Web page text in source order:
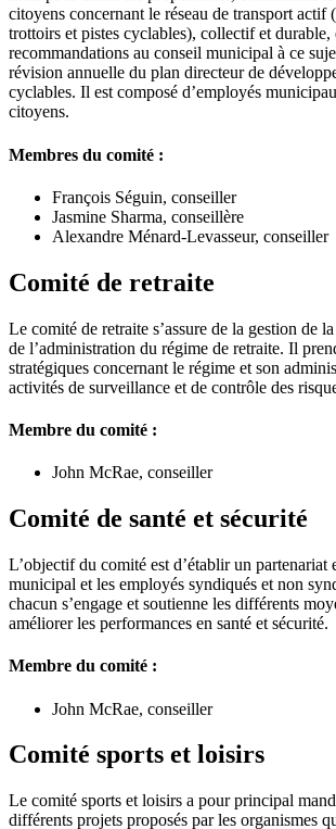
citoyens concernant le réseau de transport actif
trottoirs et pistes cyclables), collectif et durable,
recommandations au conseil municipal à ce
révision annuelle du plan directeur de
cyclables. Il est composé d’employés
citoyens.
Membres du comité :
François Séguin, conseiller
Jasmine Sharma, conseillère
Alexandre Ménard-Levasseur, conseiller
Comité de retraite
Le comité de retraite s’assure de la gestion de
de l’administration du régime de retraite. Il
stratégiques concernant le régime et son
activités de surveillance et de contrôle des
Membre du comité :
John McRae, conseiller
Comité de santé et sécurité
L’objectif du comité est d’établir un partenariat
municipal et les employés syndiqués et non
chacun s’engage et soutienne les différents
améliorer les performances en santé et sécurité.
Membre du comité :
John McRae, conseiller
Comité sports et loisirs
Le comité sports et loisirs a pour principal
différents projets proposés par les organismes